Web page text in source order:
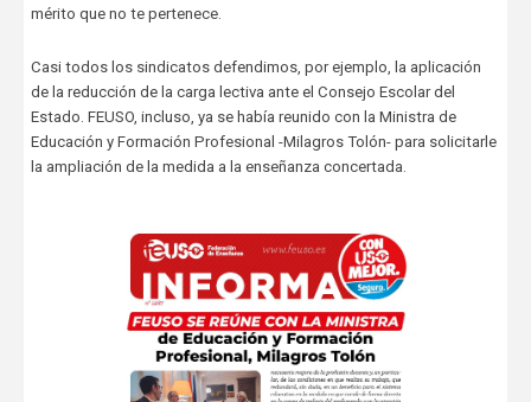
mérito que no te pertenece.
Casi todos los sindicatos defendimos, por ejemplo, la aplicación
de la reducción de la carga lectiva ante el Consejo Escolar del
Estado. FEUSO, incluso, ya se había reunido con la Ministra de
Educación y Formación Profesional -Milagros Tolón- para solicitarle
la ampliación de la medida a la enseñanza concertada.